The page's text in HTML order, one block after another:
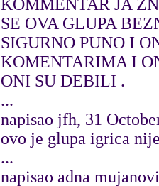
KOMMENTAR JA
SE OVA GLUPA
SIGURNO PUNO I
KOMENTARIMA I
ONI SU DEBILI .
...
napisao jfh, 31
ovo je glupa igrica
...
napisao adna